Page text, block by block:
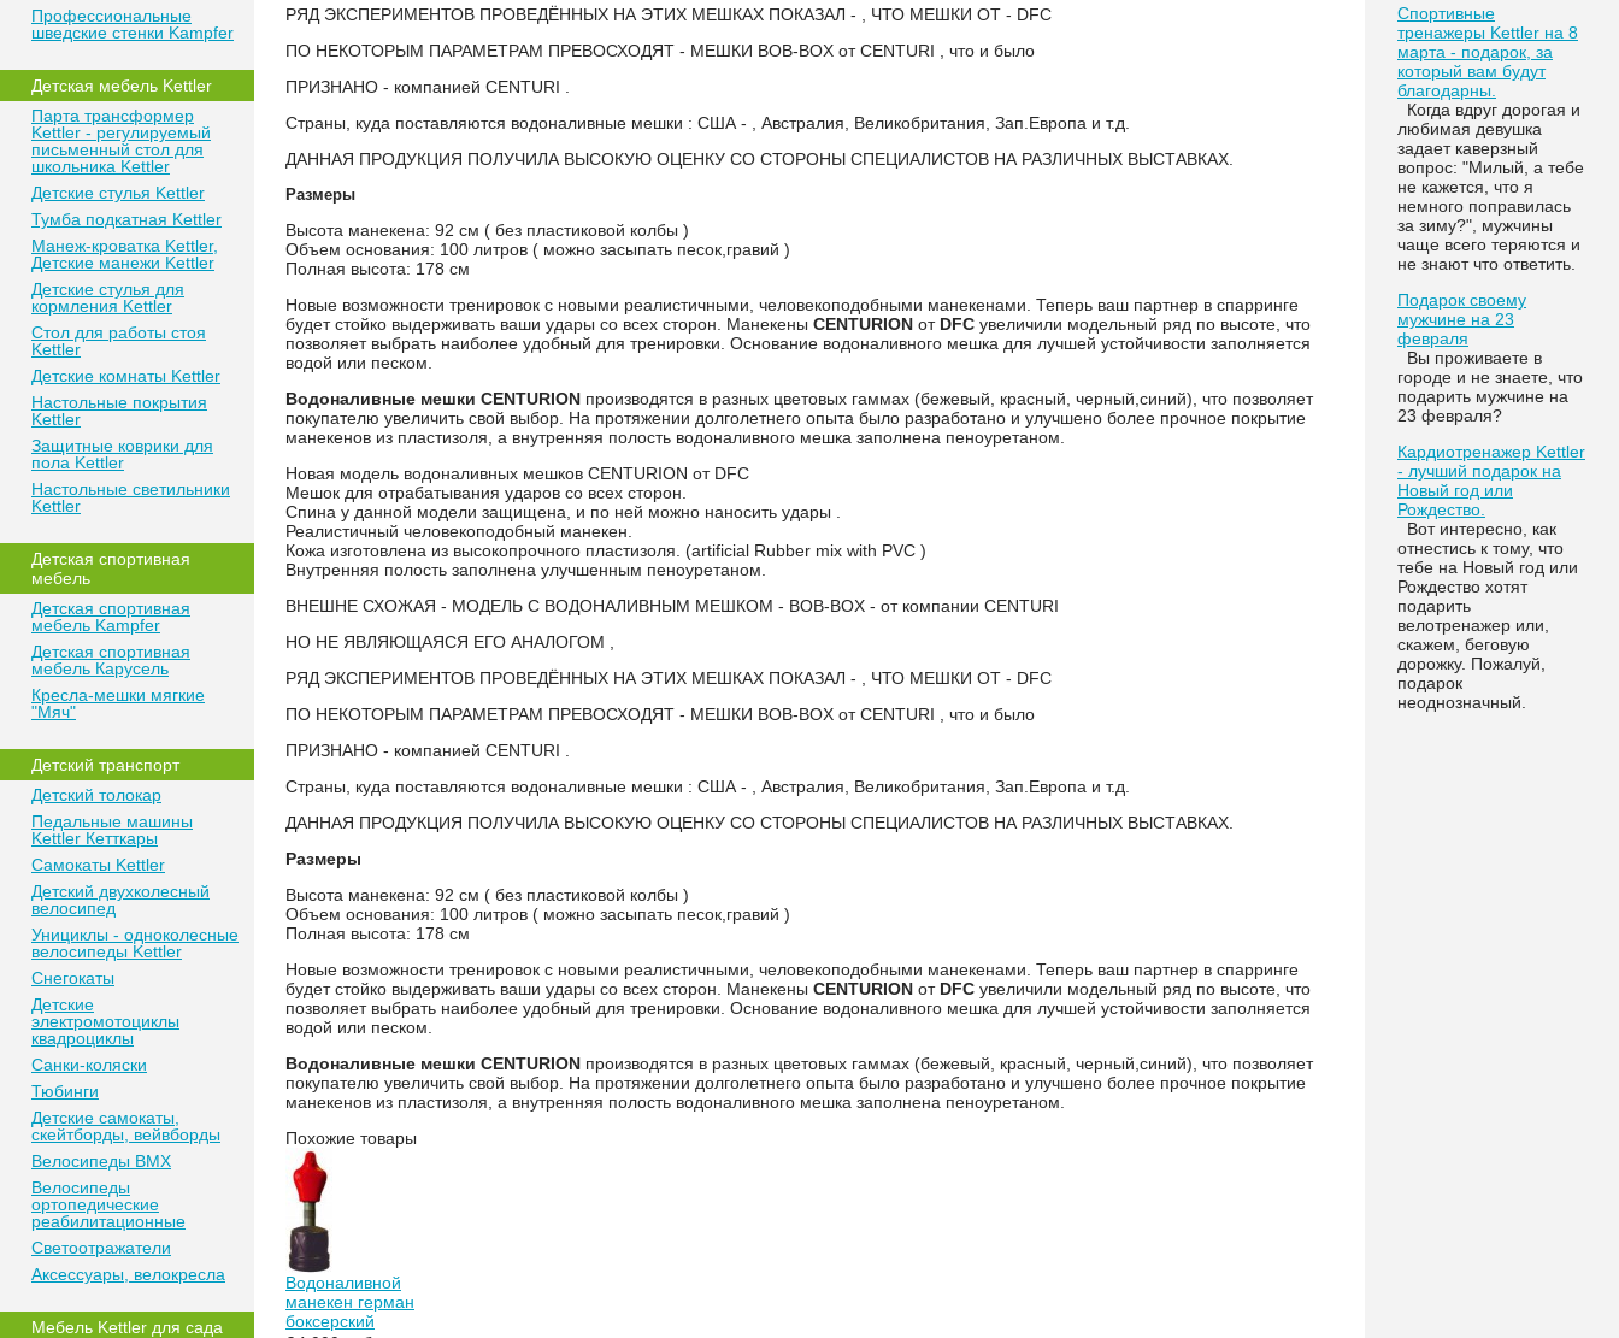
Профессиональные
шведские стенки Kampfer
Детская мебель Kettler
Парта трансформер
Kettler - регулируемый
письменный стол для
школьника Kettler
Детские стулья Kettler
Тумба подкатная Kettler
Манеж-кроватка Kettler,
Детские манежи Kettler
Детские стулья для
кормления Kettler
Стол для работы стоя
Kettler
Детские комнаты Kettler
Настольные покрытия
Kettler
Защитные коврики для
пола Kettler
Настольные светильники
Kettler
Детская спортивная
мебель
Детская спортивная
мебель Kampfer
Детская спортивная
мебель Карусель
Кресла-мешки мягкие
"Мяч"
Детский транспорт
Детский толокар
Педальные машины
Kettler Кетткары
Самокаты Kettler
Детский двухколесный
велосипед
Унициклы - одноколесные
велосипеды Kettler
Снегокаты
Детские
электромотоциклы
квадроциклы
Санки-коляски
Тюбинги
Детские самокаты,
скейтборды, вейвборды
Велосипеды BMX
Велосипеды
ортопедические
реабилитационные
Светоотражатели
Аксессуары, велокресла
Мебель Kettler для сада
РЯД ЭКСПЕРИМЕНТОВ ПРОВЕДЁННЫХ НА ЭТИХ МЕШКАХ ПОКАЗАЛ - , ЧТО МЕШКИ ОТ - DFC
ПО НЕКОТОРЫМ ПАРАМЕТРАМ ПРЕВОСХОДЯТ - МЕШКИ BOB-BOX от CENTURI , что и было
ПРИЗНАНО - компанией CENTURI .
Страны, куда поставляются водоналивные мешки : США - , Австралия, Великобритания, Зап.Европа и т.д.
ДАННАЯ ПРОДУКЦИЯ ПОЛУЧИЛА ВЫСОКУЮ ОЦЕНКУ СО СТОРОНЫ СПЕЦИАЛИСТОВ НА РАЗЛИЧНЫХ ВЫСТАВКАХ.
Размеры
Высота манекена: 92 см ( без пластиковой колбы )
Объем основания: 100 литров ( можно засыпать песок,гравий )
Полная высота: 178 см
Новые возможности тренировок с новыми реалистичными, человекоподобными манекенами. Теперь ваш партнер в спарринге
будет стойко выдерживать ваши удары со всех сторон. Манекены CENTURION от DFC увеличили модельный ряд по высоте, что
позволяет выбрать наиболее удобный для тренировки. Основание водоналивного мешка для лучшей устойчивости заполняется
водой или песком.
Водоналивные мешки CENTURION производятся в разных цветовых гаммах (бежевый, красный, черный,синий), что позволяет
покупателю увеличить свой выбор. На протяжении долголетнего опыта было разработано и улучшено более прочное покрытие
манекенов из пластизоля, а внутренняя полость водоналивного мешка заполнена пеноуретаном.
Новая модель водоналивных мешков CENTURION от DFC
Мешок для отрабатывания ударов со всех сторон.
Спина у данной модели защищена, и по ней можно наносить удары .
Реалистичный человекоподобный манекен.
Кожа изготовлена из высокопрочного пластизоля. (artificial Rubber mix with PVC )
Внутренняя полость заполнена улучшенным пеноуретаном.
ВНЕШНЕ СХОЖАЯ - МОДЕЛЬ С ВОДОНАЛИВНЫМ МЕШКОМ - BOB-BOX - от компании CENTURI
НО НЕ ЯВЛЯЮЩАЯСЯ ЕГО АНАЛОГОМ ,
РЯД ЭКСПЕРИМЕНТОВ ПРОВЕДЁННЫХ НА ЭТИХ МЕШКАХ ПОКАЗАЛ - , ЧТО МЕШКИ ОТ - DFC
ПО НЕКОТОРЫМ ПАРАМЕТРАМ ПРЕВОСХОДЯТ - МЕШКИ BOB-BOX от CENTURI , что и было
ПРИЗНАНО - компанией CENTURI .
Страны, куда поставляются водоналивные мешки : США - , Австралия, Великобритания, Зап.Европа и т.д.
ДАННАЯ ПРОДУКЦИЯ ПОЛУЧИЛА ВЫСОКУЮ ОЦЕНКУ СО СТОРОНЫ СПЕЦИАЛИСТОВ НА РАЗЛИЧНЫХ ВЫСТАВКАХ.
Размеры
Высота манекена: 92 см ( без пластиковой колбы )
Объем основания: 100 литров ( можно засыпать песок,гравий )
Полная высота: 178 см
Новые возможности тренировок с новыми реалистичными, человекоподобными манекенами. Теперь ваш партнер в спарринге
будет стойко выдерживать ваши удары со всех сторон. Манекены CENTURION от DFC увеличили модельный ряд по высоте, что
позволяет выбрать наиболее удобный для тренировки. Основание водоналивного мешка для лучшей устойчивости заполняется
водой или песком.
Водоналивные мешки CENTURION производятся в разных цветовых гаммах (бежевый, красный, черный,синий), что позволяет
покупателю увеличить свой выбор. На протяжении долголетнего опыта было разработано и улучшено более прочное покрытие
манекенов из пластизоля, а внутренняя полость водоналивного мешка заполнена пеноуретаном.
Похожие товары
Водоналивной
манекен герман
боксерский
Спортивные
тренажеры Kettler на 8
марта - подарок, за
который вам будут
благодарны.
Когда вдруг дорогая и
любимая девушка
задает каверзный
вопрос: "Милый, а тебе
не кажется, что я
немного поправилась
за зиму?", мужчины
чаще всего теряются и
не знают что ответить.
Подарок своему
мужчине на 23
февраля
Вы проживаете в
городе и не знаете, что
подарить мужчине на
23 февраля?
Кардиотренажер Kettler
- лучший подарок на
Новый год или
Рождество.
Вот интересно, как
отнестись к тому, что
тебе на Новый год или
Рождество хотят
подарить
велотренажер или,
скажем, беговую
дорожку. Пожалуй,
подарок
неоднозначный.